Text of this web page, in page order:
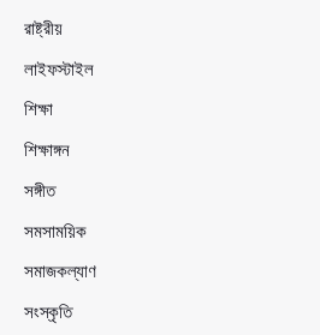
রাষ্ট্রীয়
লাইফস্টাইল
শিক্ষা
শিক্ষাঙ্গন
সঙ্গীত
সমসাময়িক
সমাজকল্যাণ
সংস্কৃতি